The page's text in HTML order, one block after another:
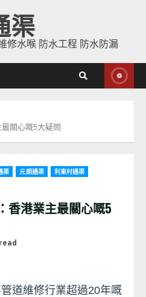
渠
修水喉 防水工程 防水防漏
關心嘅5大疑問
渠 元朗通渠
利東村通渠
香港業主最關心嘅5
道維修行業超過20年嘅